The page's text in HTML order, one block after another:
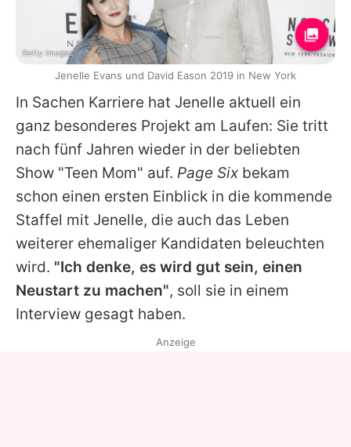
In Sachen Karriere hat Jenelle aktuell ein
ganz besonderes Projekt am Laufen: Sie tritt
nach fünf Jahren wieder in der beliebten
Show "Teen Mom" auf. Page Six bekam
schon einen ersten Einblick in die kommende
Staffel mit Jenelle, die auch das Leben
weiterer ehemaliger Kandidaten beleuchten
wird. "Ich denke, es wird gut sein, einen
Neustart zu machen", soll sie in einem
Interview gesagt haben.
Getty Images
Jenelle Evans und David Eason 2019 in New York
Anzeige